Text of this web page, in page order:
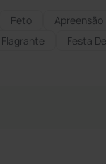
Peto Apreensão
Flagrante Festa